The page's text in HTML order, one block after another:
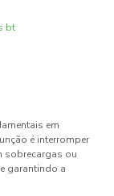
em
é interromper
sobrecargas ou
garantindo a